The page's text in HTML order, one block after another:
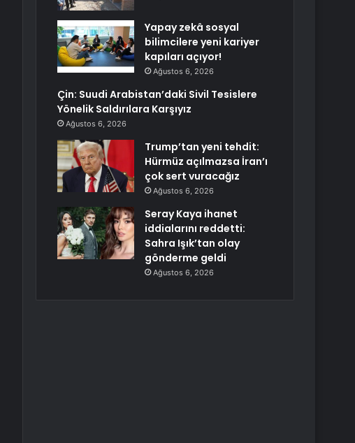
Yapay zekâ sosyal
bilimcilere yeni kariyer
kapıları açıyor!
Ağustos 6, 2026
Çin: Suudi Arabistan’daki Sivil Tesislere
Yönelik Saldırılara Karşıyız
Ağustos 6, 2026
Trump’tan yeni tehdit:
Hürmüz açılmazsa İran’ı
çok sert vuracağız
Ağustos 6, 2026
Seray Kaya ihanet
iddialarını reddetti:
Sahra Işık’tan olay
gönderme geldi
Ağustos 6, 2026